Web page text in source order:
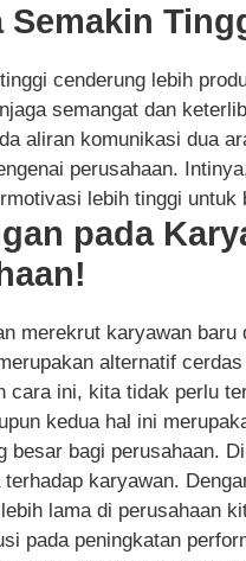
Semakin
cenderung lebih
semangat dan
aliran komunikasi dua
perusahaan.
lebih tinggi untuk
pada
merekrut karyawan
alternatif
cara ini, kita tidak perlu
kedua hal ini
besar bagi perusahaan.
karyawan.
lama di perusahaan
pada peningkatan